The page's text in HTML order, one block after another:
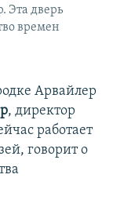
Эта дверь
времен
Арвайлер
, директор
работает
говорит о